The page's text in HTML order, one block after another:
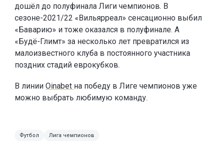
дошёл до полуфинала Лиги чемпионов. В
сезоне-2021/22 «Вильярреал» сенсационно выбил
«Баварию» и тоже оказался в полуфинале. А
«Будё-Глимт» за несколько лет превратился из
малоизвестного клуба в постоянного участника
поздних стадий еврокубков.
В линии Oinabet на победу в Лиге чемпионов уже
можно выбрать любимую команду.
Футбол Лига чемпионов